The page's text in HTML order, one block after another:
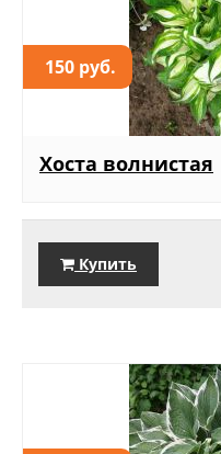
150 руб.
Хоста волнистая
Купить